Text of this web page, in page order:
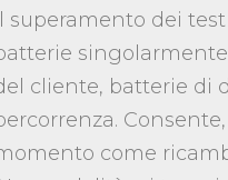
superamento dei
cliente, batterie di
come